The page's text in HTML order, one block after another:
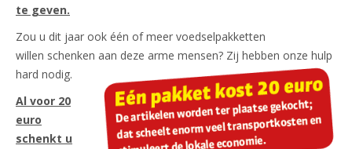
te geven.
Zou u dit jaar ook één of meer voedselpakketten
willen schenken aan deze arme mensen? Zij hebben onze hulp
hard nodig.
Al voor 20
euro
schenkt u